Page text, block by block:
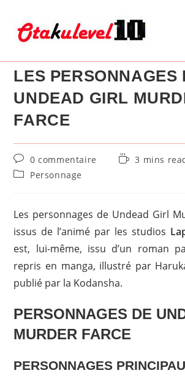
content
LES PERSONNAGES
UNDEAD GIRL
FARCE
Commentaires
de
la
0 commentaire
Temps3 mins
PostPersonnage
Les personnages de Undead Girl
issus de l’animé par les studios
est, lui-même, issu d’un roman
repris en manga, illustré par
publié par la Kodansha.
PERSONNAGES DE
MURDER FARCE
PERSONNAGES